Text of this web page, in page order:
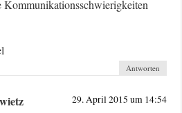
Kommunikationsschwierigkeiten
Antworten
29. April 2015 um 14:54